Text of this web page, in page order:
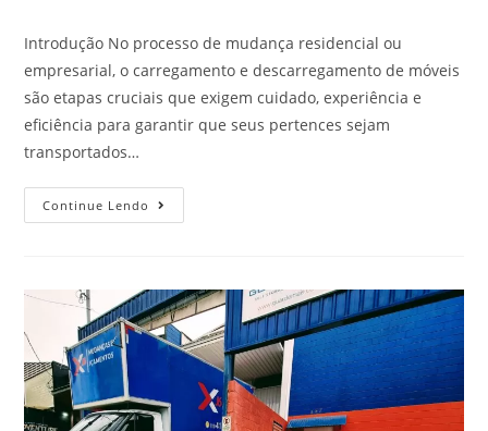
Introdução No processo de mudança residencial ou
empresarial, o carregamento e descarregamento de móveis
são etapas cruciais que exigem cuidado, experiência e
eficiência para garantir que seus pertences sejam
transportados…
Continue Lendo